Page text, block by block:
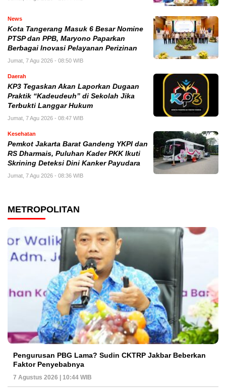
News
Kota Tangerang Masuk 6 Besar Nomine
PTSP dan PPB, Maryono Paparkan
Berbagai Inovasi Pelayanan Perizinan
Jumat, 7 Agu 2026 - 08:50 WIB
Daerah
KP3 Tegaskan Akan Laporkan Dugaan
Praktik “Kadeudeuh” di Sekolah Jika
Terbukti Langgar Hukum
Jumat, 7 Agu 2026 - 08:47 WIB
Kesehatan
Pemkot Jakarta Barat Gandeng YKPI dan
RS Dharmais, Puluhan Kader PKK Ikuti
Skrining Deteksi Dini Kanker Payudara
Jumat, 7 Agu 2026 - 08:36 WIB
METROPOLITAN
Pengurusan PBG Lama? Sudin CKTRP Jakbar Beberkan
Faktor Penyebabnya
7 Agustus 2026 | 10:44 WIB